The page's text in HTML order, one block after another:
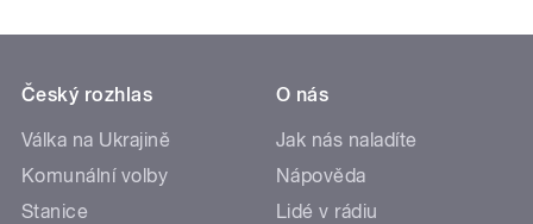
Český rozhlas
Válka na Ukrajině
Komunální volby
Stanice
O nás
Jak nás naladíte
Nápověda
Lidé v rádiu